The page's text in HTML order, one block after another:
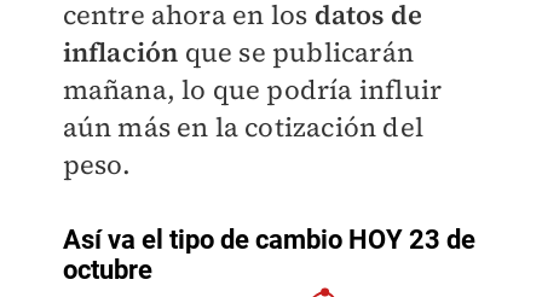
centre ahora en los datos de
inflación que se publicarán
mañana, lo que podría influir
aún más en la cotización del
peso.